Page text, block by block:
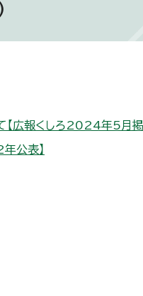
広報くしろ2024年5月掲
公表】